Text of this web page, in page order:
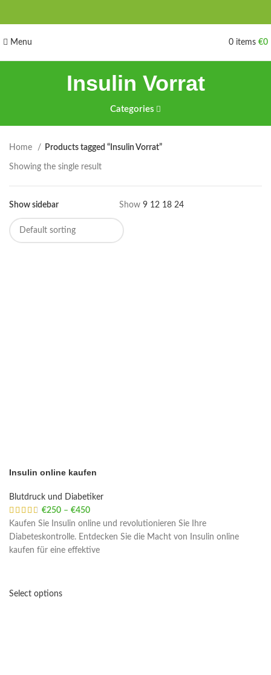
Menu 0 items €0
Insulin Vorrat
Categories
Home Products tagged “Insulin Vorrat”
Showing the single result
Show sidebar Show 9 12 18 24
Insulin online kaufen
Blutdruck und Diabetiker
€250 – €450
Kaufen Sie Insulin online und revolutionieren Sie Ihre
Diabeteskontrolle. Entdecken Sie die Macht von Insulin online
kaufen für eine effektive
Select options